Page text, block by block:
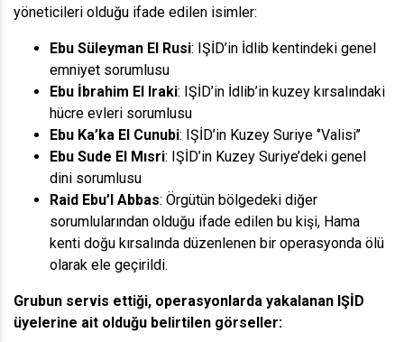
yöneticileri olduğu ifade edilen isimler:
Ebu Süleyman El Rusi: IŞİD’in İdlib kentindeki genel
emniyet sorumlusu
Ebu İbrahim El Iraki: IŞİD’in İdlib’in kuzey kırsalındaki
hücre evleri sorumlusu
Ebu Ka’ka El Cunubi: IŞİD’in Kuzey Suriye ‘’Valisi’’
Ebu Sude El Mısri: IŞİD’in Kuzey Suriye’deki genel
dini sorumlusu
Raid Ebu’l Abbas: Örgütün bölgedeki diğer
sorumlularından olduğu ifade edilen bu kişi, Hama
kenti doğu kırsalında düzenlenen bir operasyonda ölü
olarak ele geçirildi.
Grubun servis ettiği, operasyonlarda yakalanan IŞİD
üyelerine ait olduğu belirtilen görseller: